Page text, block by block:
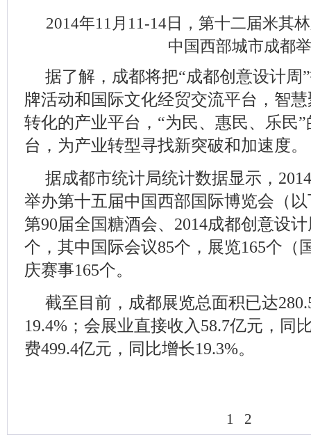
2014年11月11-14日，第十二届米其
中国西部城市成都
据了解，成都将把“成都创意设计周
牌活动和国际文化经贸交流平台，智
转化的产业平台，“为民、惠民、乐民
台，为产业转型寻找新突破和加速度。
据成都市统计局统计数据显示，
举办第十五届中国西部国际博览会（
第90届全国糖酒会、2014成都创意设
个，其中国际会议85个，展览165个（
庆赛事165个。
截至目前，成都展览总面积已达
19.4%；会展业直接收入58.7亿元，同
费499.4亿元，同比增长19.3%。
1 2